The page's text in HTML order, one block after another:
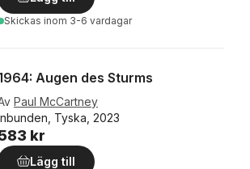
Skickas inom 3-6 vardagar
Augen des Sturms
Paul McCartney
Tyska, 2023
kr
Lägg till